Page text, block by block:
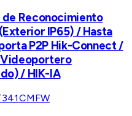
de Reconocimiento
IP65) / Hasta
P2P Hik-Connect /
/ HIK-IA